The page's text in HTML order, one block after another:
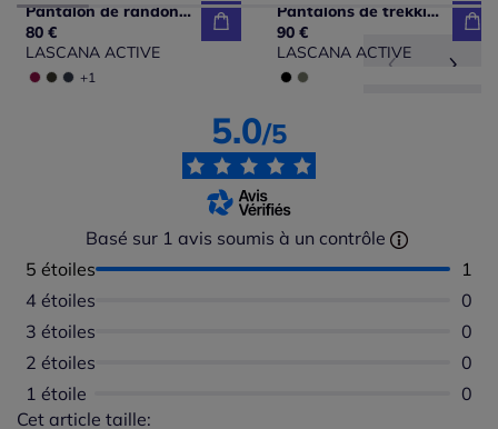
Pantalon de randonnée extensible avec taille élastique et poches
80 €
LASCANA ACTIVE
+1
Pantalons de trekking ajustables avec poches pratiques et élastiques
90 €
LASCANA ACTIVE
5.0/5
Basé sur 1 avis soumis à un contrôle
5 étoiles
1
4 étoiles
0
3 étoiles
0
2 étoiles
0
1 étoile
0
Cet article taille:
Répartition du taillant selon les avis clients